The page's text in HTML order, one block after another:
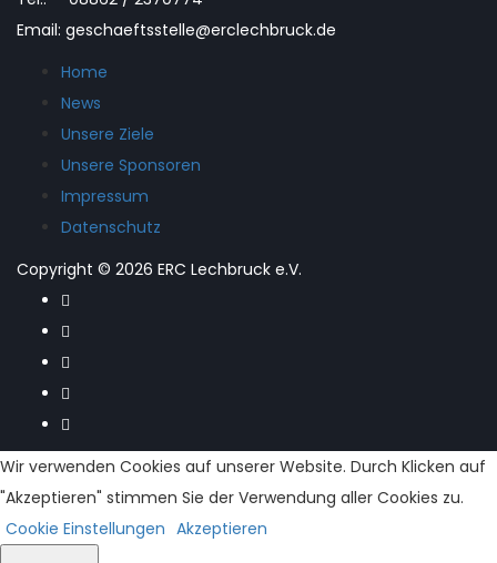
Email: geschaeftsstelle@erclechbruck.de
Home
News
Unsere Ziele
Unsere Sponsoren
Impressum
Datenschutz
Copyright © 2026 ERC Lechbruck e.V.
Wir verwenden Cookies auf unserer Website. Durch Klicken auf
"Akzeptieren" stimmen Sie der Verwendung aller Cookies zu.
Cookie Einstellungen Akzeptieren